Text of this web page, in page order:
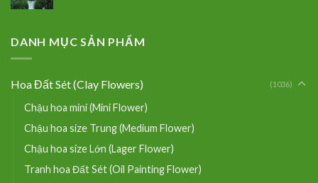
DANH MỤC SẢN PHẨM
Hoa Đất Sét (Clay Flowers) (1036)
Chậu hoa mini (Mini Flower)
Chậu hoa size Trung (Medium Flower)
Chậu hoa size Lớn (Lager Flower)
Tranh hoa Đất Sét (Oil Painting Flower)